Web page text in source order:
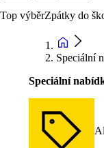
Top výběrZpátky do
Speciální
Speciální